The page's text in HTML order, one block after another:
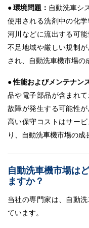
● 環境問題： 自動洗車シ
使用される洗剤中の化
河川などに流出する可
不足地域や厳しい規制
され、自動洗車機市場の
● 性能およびメンテナン
品や電子部品が含まれ
故障が発生する可能性
高い保守コストはサー
り、自動洗車機市場の成
自動洗車機市場は
ますか？
当社の専門家は、自動
ています。